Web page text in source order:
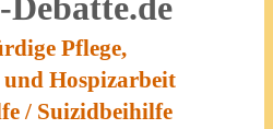
Pflege,
Hospizarbeit
/ Suizidbeihilfe